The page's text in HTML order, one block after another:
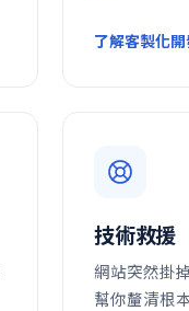
了解客製化
技術救援
網站突然掛
幫你釐清根